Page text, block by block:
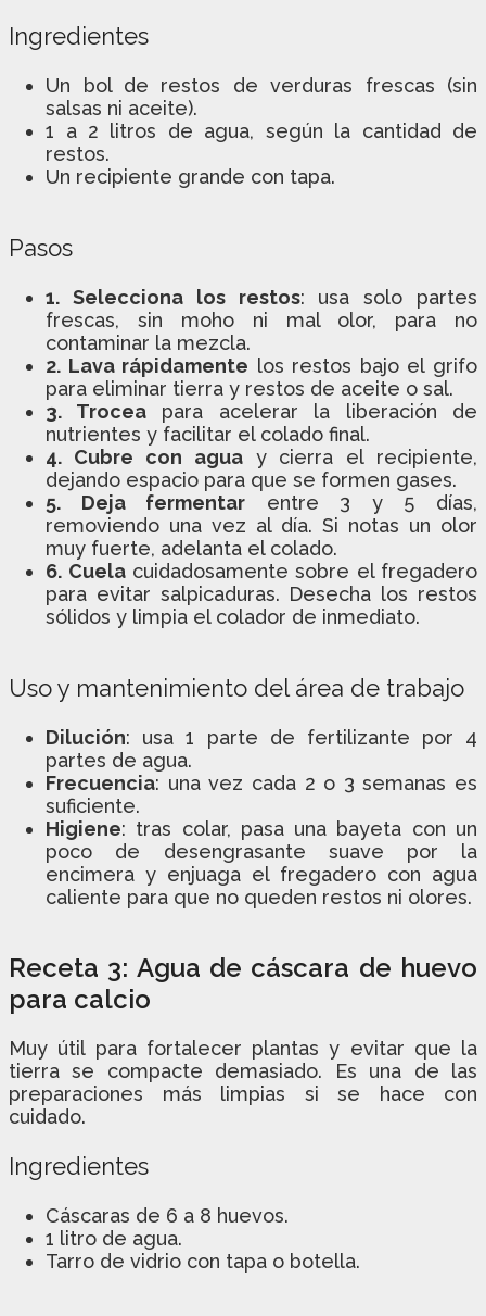
Ingredientes
Un bol de restos de verduras frescas (sin
salsas ni aceite).
1 a 2 litros de agua, según la cantidad de
restos.
Un recipiente grande con tapa.
Pasos
1. Selecciona los restos: usa solo partes
frescas, sin moho ni mal olor, para no
contaminar la mezcla.
2. Lava rápidamente los restos bajo el grifo
para eliminar tierra y restos de aceite o sal.
3. Troceapara acelerar la liberación de
nutrientes y facilitar el colado final.
4. Cubre con aguay cierra el recipiente,
dejando espacio para que se formen gases.
5. Deja fermentar entre 3 y 5 días,
removiendo una vez al día. Si notas un olor
muy fuerte, adelanta el colado.
6. Cuelacuidadosamente sobre el fregadero
para evitar salpicaduras. Desecha los restos
sólidos y limpia el colador de inmediato.
Uso y mantenimiento del área de trabajo
Dilución: usa 1 parte de fertilizante por 4
partes de agua.
Frecuencia: una vez cada 2 o 3 semanas es
suficiente.
Higiene: tras colar, pasa una bayeta con un
poco de desengrasante suave por la
encimera y enjuaga el fregadero con agua
caliente para que no queden restos ni olores.
Receta 3: Agua de cáscara de huevo
para calcio
Muy útil para fortalecer plantas y evitar que la
tierra se compacte demasiado. Es una de las
preparaciones más limpias si se hace con
cuidado.
Ingredientes
Cáscaras de 6 a 8 huevos.
1 litro de agua.
Tarro de vidrio con tapa o botella.